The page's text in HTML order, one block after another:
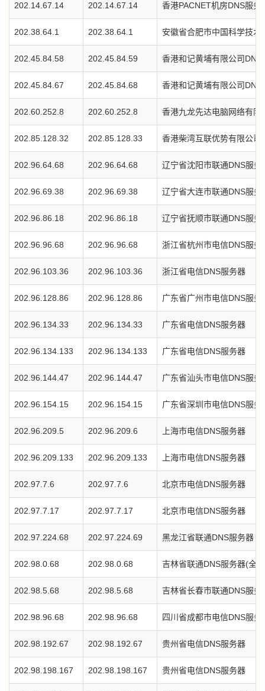
202.14.67.14 202.14.67.14 香港PACNET机房DNS服务
202.38.64.1 202.38.64.1 安徽省合肥市中国科学技术
202.45.84.58 202.45.84.59 香港和记黄埔有限公司DNS
202.45.84.67 202.45.84.68 香港和记黄埔有限公司DNS
202.60.252.8 202.60.252.8 香港九龙先达电脑网络有限
202.85.128.32 202.85.128.33 香港柴湾互联优势有限公司
202.96.64.68 202.96.64.68 辽宁省沈阳市联通DNS服务
202.96.69.38 202.96.69.38 辽宁省大连市联通DNS服务
202.96.86.18 202.96.86.18 辽宁省抚顺市联通DNS服务
202.96.96.68 202.96.96.68 浙江省杭州市电信DNS服务
202.96.103.36 202.96.103.36 浙江省电信DNS服务器
202.96.128.86 202.96.128.86 广东省广州市电信DNS服务
202.96.134.33 202.96.134.33 广东省电信DNS服务器
202.96.134.133 202.96.134.133 广东省电信DNS服务器
202.96.144.47 202.96.144.47 广东省汕头市电信DNS服务
202.96.154.15 202.96.154.15 广东省深圳市电信DNS服务
202.96.209.5 202.96.209.6 上海市电信DNS服务器
202.96.209.133 202.96.209.133 上海市电信DNS服务器
202.97.7.6 202.97.7.6 北京市电信DNS服务器
202.97.7.17 202.97.7.17 北京市电信DNS服务器
202.97.224.68 202.97.224.69 黑龙江省联通DNS服务器
202.98.0.68 202.98.0.68 吉林省联通DNS服务器(全
202.98.5.68 202.98.5.68 吉林省长春市联通DNS服务
202.98.96.68 202.98.96.68 四川省成都市电信DNS服务
202.98.192.67 202.98.192.67 贵州省电信DNS服务器
202.98.198.167 202.98.198.167 贵州省电信DNS服务器